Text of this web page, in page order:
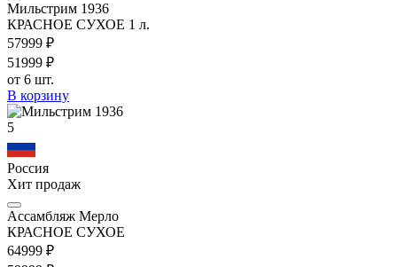
Мильстрим 1936
КРАСНОЕ СУХОЕ 1 л.
57999 ₽
51999 ₽
от 6 шт.
В корзину
5
Россия
Хит продаж
Ассамбляж Мерло
КРАСНОЕ СУХОЕ
64999 ₽